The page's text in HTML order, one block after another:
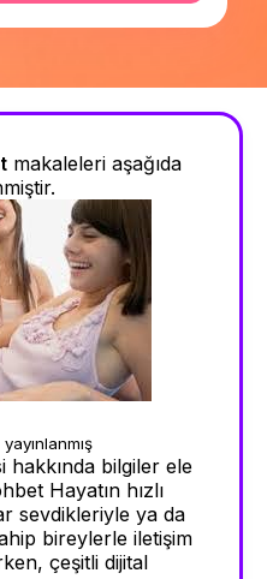
makaleleri aşağıda
hakkında bilgiler ele
Hayatın hızlı
sevdikleriyle ya da
bireylerle iletişim
çeşitli dijital